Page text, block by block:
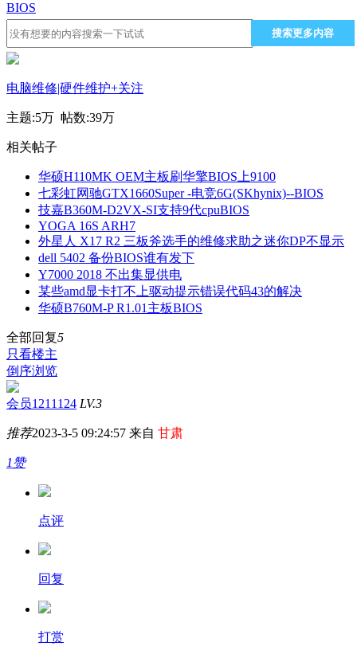
BIOS
搜索更多内容
电脑维修|硬件维护+关注
主题:5万 帖数:39万
相关帖子
华硕H110MK OEM主板刷华擎BIOS上9100
七彩虹网驰GTX1660Super -电竞6G(SKhynix)--BIOS
技嘉B360M-D2VX-SI支持9代cpuBIOS
YOGA 16S ARH7
外星人 X17 R2 三板斧选手的维修求助之迷你DP不显示
dell 5402 备份BIOS谁有发下
Y7000 2018 不出集显供电
某些amd显卡打不上驱动提示错误代码43的解决
华硕B760M-P R1.01主板BIOS
全部回复5
只看楼主
倒序浏览
会员1211124 LV.3
推荐2023-3-5 09:24:57 来自 甘肃
1赞
点评
回复
打赏